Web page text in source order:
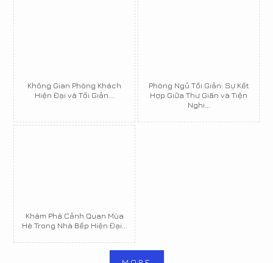
Không Gian Phòng Khách
Hiện Đại và Tối Giản...
Phòng Ngủ Tối Giản: Sự Kết
Hợp Giữa Thư Giãn và Tiện
Nghi...
Khám Phá Cảnh Quan Mùa
Hè Trong Nhà Bếp Hiện Đại...